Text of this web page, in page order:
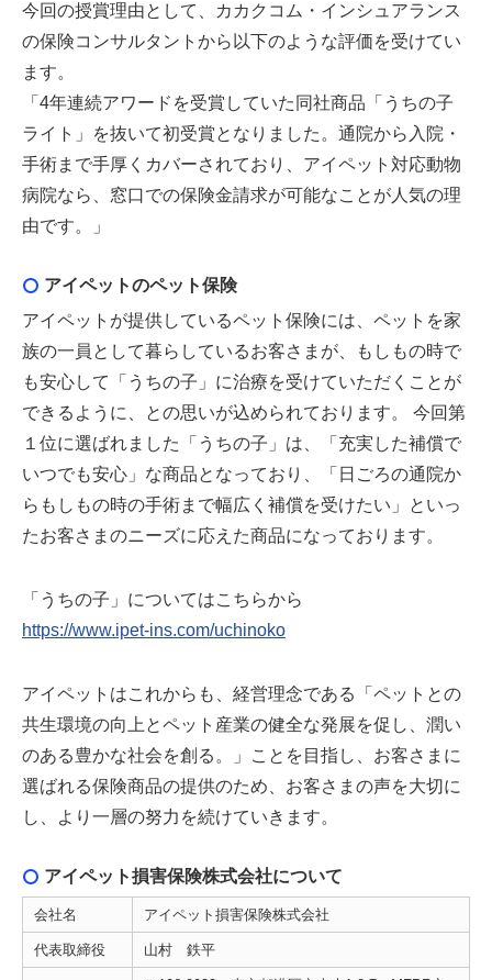
今回の授賞理由として、カカクコム・インシュアランス
の保険コンサルタントから以下のような評価を受けてい
ます。
「4年連続アワードを受賞していた同社商品「うちの子
ライト」を抜いて初受賞となりました。通院から入院・
手術まで手厚くカバーされており、アイペット対応動物
病院なら、窓口での保険金請求が可能なことが人気の理
由です。」
アイペットのペット保険
アイペットが提供しているペット保険には、ペットを家
族の一員として暮らしているお客さまが、もしもの時で
も安心して「うちの子」に治療を受けていただくことが
できるように、との思いが込められております。 今回第
１位に選ばれました「うちの子」は、「充実した補償で
いつでも安心」な商品となっており、「日ごろの通院か
らもしもの時の手術まで幅広く補償を受けたい」といっ
たお客さまのニーズに応えた商品になっております。
「うちの子」についてはこちらから
https://www.ipet-ins.com/uchinoko
アイペットはこれからも、経営理念である「ペットとの
共生環境の向上とペット産業の健全な発展を促し、潤い
のある豊かな社会を創る。」ことを目指し、お客さまに
選ばれる保険商品の提供のため、お客さまの声を大切に
し、より一層の努力を続けていきます。
アイペット損害保険株式会社について
会社名 アイペット損害保険株式会社
代表取締役 山村 鉄平